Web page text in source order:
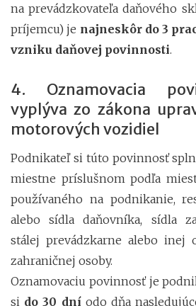
na prevádzkovateľa daňového
príjemcu) je najneskôr do 3
vzniku daňovej povinnosti.
4. Oznamovacia
vyplýva zo zákona
motorových vozidiel
Podnikateľ si túto povinnosť
miestne príslušnom podľa
používaného na podnikanie,
alebo sídla daňovníka, sídla
stálej prevádzkarne alebo inej
zahraničnej osoby.
Oznamovaciu povinnosť je
si do 30 dní odo dňa